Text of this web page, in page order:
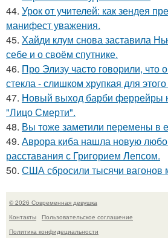
44. Урок от учителей: как зендея
манифест уважения.
45. Хайди клум снова заставила
себе и о своём спутнике.
46. Про Элизу часто говорили, что
стекла - слишком хрупкая для
47. Новый выход барби феррейры
"Лицо Смерти".
48. Вы тоже заметили перемены в
49. Аврора киба нашла новую
расставания с Григорием Лепсом.
50. США сбросили тысячи вагонов
© 2026 Современная девушка
Контакты
Пользовательское соглашение
Политика конфидециальности